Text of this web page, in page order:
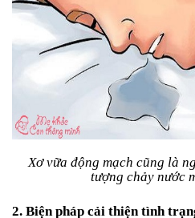
Xơ vữa động mạch cũng là
tượng chảy nước
2. Biện pháp cải thiện tình